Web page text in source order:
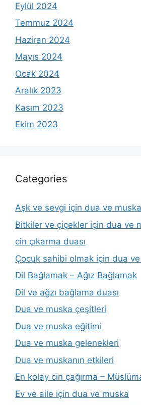
Eylül 2024
Temmuz 2024
Haziran 2024
Mayıs 2024
Ocak 2024
Aralık 2023
Kasım 2023
Ekim 2023
Categories
Aşk ve sevgi için dua ve muska
Bitkiler ve çiçekler için dua ve
cin çıkarma duası
Çocuk sahibi olmak için dua
Dil Bağlamak – Ağız Bağlamak
Dil ve ağzı bağlama duası
Dua ve muska çeşitleri
Dua ve muska eğitimi
Dua ve muska gelenekleri
Dua ve muskanın etkileri
En kolay cin çağırma –
Ev ve aile için dua ve muska